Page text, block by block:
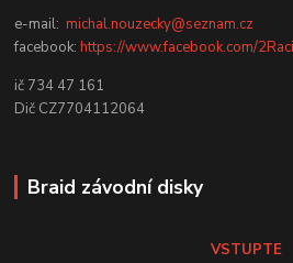
e-mail:michal.nouzecky@seznam.cz
facebook:https://www.facebook.com/
ič 734 47 161
Dič CZ7704112064
Braid závodní disky
VSTUPTE